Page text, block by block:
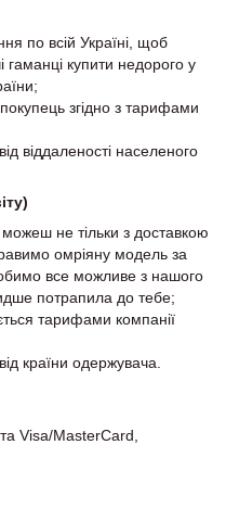
по всій Україні, щоб
гаманці купити недорого у
згідно з тарифами
віддаленості населеного
можеш не тільки з доставкою
омріяну модель за
все можливе з нашого
потрапила до тебе;
тарифами компанії
країни одержувача.
Visa/MasterCard,